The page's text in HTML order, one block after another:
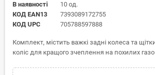
В наявності
10 од.
КОД EAN13
7393089172755
КОД UPC
705788597888
Комплект, містить важкі задні колеса та
коліс для кращого зчеплення на похилих